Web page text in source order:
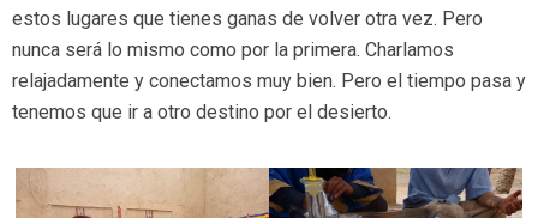
estos lugares que tienes ganas de volver otra vez. Pero
nunca será lo mismo como por la primera. Charlamos
relajadamente y conectamos muy bien. Pero el tiempo pasa y
tenemos que ir a otro destino por el desierto.